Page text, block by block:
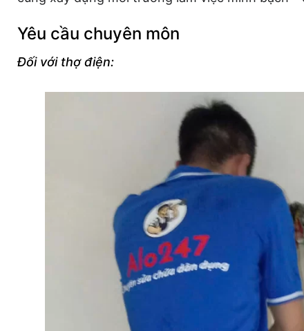
Yêu cầu chuyên môn
Đối với thợ điện: